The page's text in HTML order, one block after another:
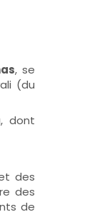
, se
(du
dont
des
des
de